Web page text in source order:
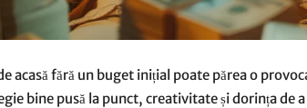
acasă fără un buget inițial poate părea o
bine pusă la punct, creativitate și dorința de